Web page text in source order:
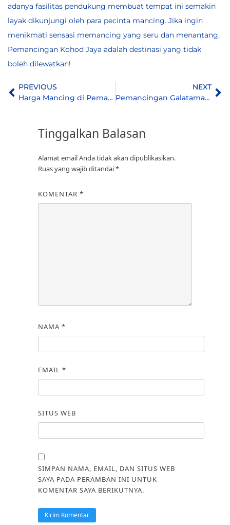
adanya fasilitas pendukung membuat tempat ini semakin
layak dikunjungi oleh para pecinta mancing. Jika ingin
menikmati sensasi memancing yang seru dan menantang,
Pemancingan Kohod Jaya adalah destinasi yang tidak
boleh dilewatkan!
PREVIOUS
Harga Mancing di Pemancingan Kohod Jaya Dengan Jenis Ikan Yang Bervariasi!
NEXT
Pemancingan Galatama Murah Meriah Keluarga di Tangerang, Kohod Jaya
Tinggalkan Balasan
Alamat email Anda tidak akan dipublikasikan.
Ruas yang wajib ditandai*
KOMENTAR*
NAMA*
EMAIL*
SITUS WEB
SIMPAN NAMA, EMAIL, DAN SITUS WEB
SAYA PADA PERAMBAN INI UNTUK
KOMENTAR SAYA BERIKUTNYA.